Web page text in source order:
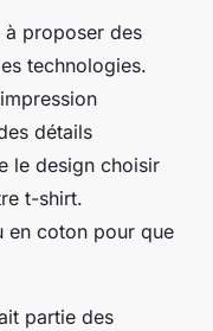
à proposer des
technologies.
détails
le design choisir
t-shirt.
en coton pour que
partie des